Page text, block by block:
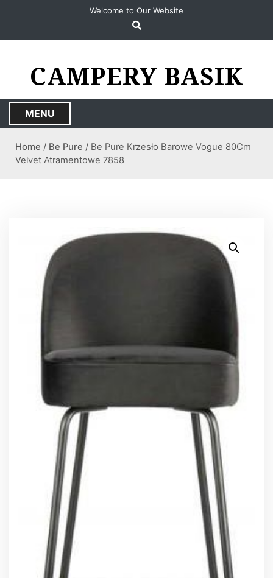
Welcome to Our Website
CAMPERY BASIK
MENU
Home / Be Pure / Be Pure Krzesło Barowe Vogue 80Cm
Velvet Atramentowe 7858